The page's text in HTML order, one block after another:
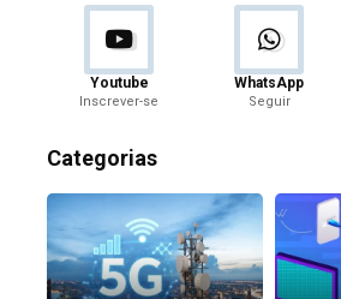
Youtube
Inscrever-se
WhatsApp
Seguir
Categorias